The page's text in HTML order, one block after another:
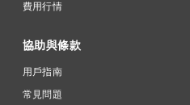
費用行情
協助與條款
用戶指南
常見問題